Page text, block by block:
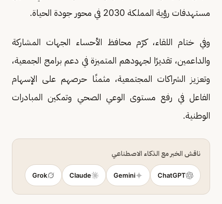
مستهدفات رؤية المملكة 2030 في محور جودة الحياة.
وفي ختام اللقاء، كرّم محافظ الأحساء الجهات المشاركة
والداعمين، تقديرًا لجهودهم المتميزة في دعم برامج الجمعية،
وتعزيز الشراكات المجتمعية، مثمنًا حرصهم على الإسهام
الفاعل في رفع مستوى الوعي الصحي وتمكين المبادرات
الوطنية.
ناقش الخبر مع الذكاء الاصطناعي
ChatGPT
Gemini
Claude
Grok